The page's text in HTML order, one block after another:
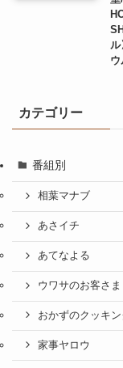
ル
ウ
カテゴリー
番組別
相葉マナブ
あさイチ
あてなよる
ウワサのお客さま
おかずのクッキン
家事ヤロウ